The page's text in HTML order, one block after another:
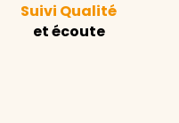
Suivi Qualité
et écoute